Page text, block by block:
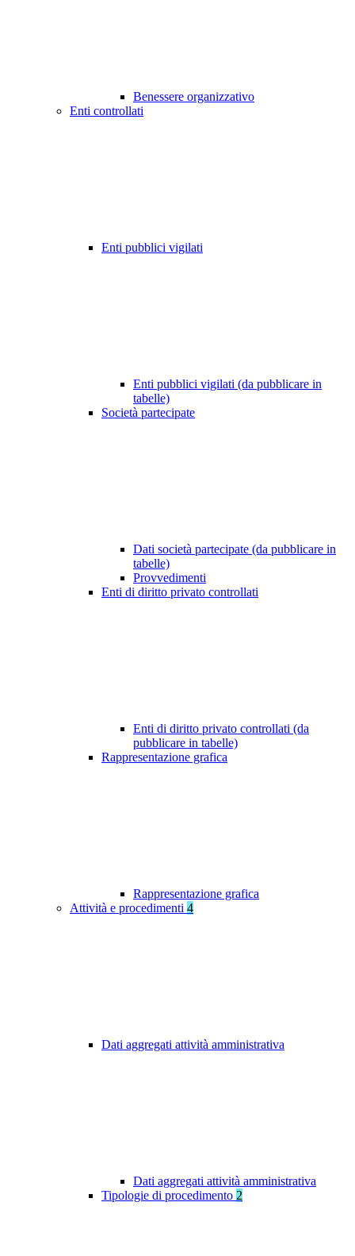
Benessere organizzativo
Enti controllati
Enti pubblici vigilati
Enti pubblici vigilati (da pubblicare in
tabelle)
Società partecipate
Dati società partecipate (da pubblicare in
tabelle)
Provvedimenti
Enti di diritto privato controllati
Enti di diritto privato controllati (da
pubblicare in tabelle)
Rappresentazione grafica
Rappresentazione grafica
Attività e procedimenti 4
Dati aggregati attività amministrativa
Dati aggregati attività amministrativa
Tipologie di procedimento 2